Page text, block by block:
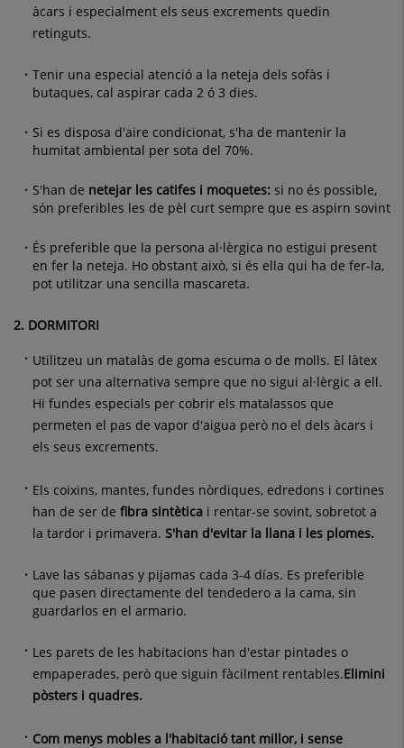
àcars i especialment els seus excrements quedin
retinguts.
Tenir una especial atenció a la neteja dels sofàs i
butaques, cal aspirar cada 2 ó 3 dies.
Si es disposa d'aire condicionat, s'ha de mantenir la
humitat ambiental per sota del 70%.
S'han de netejar les catifes i moquetes: si no és possible,
són preferibles les de pèl curt sempre que es aspirn sovint
És preferible que la persona al·lèrgica no estigui present
en fer la neteja. Ho obstant això, si és ella qui ha de fer-la,
pot utilitzar una sencilla mascareta.
2. DORMITORI
Utilitzeu un matalàs de goma escuma o de molls. El làtex
pot ser una alternativa sempre que no sigui al·lèrgic a ell.
Hi fundes especials per cobrir els matalassos que
permeten el pas de vapor d'aigua però no el dels àcars i
els seus excrements.
Els coixins, mantes, fundes nòrdiques, edredons i cortines
han de ser de fibra sintètica i rentar-se sovint, sobretot a
la tardor i primavera. S'han d'evitar la llana i les plomes.
Lave las sábanas y pijamas cada 3-4 días. Es preferible
que pasen directamente del tendedero a la cama, sin
guardarlos en el armario.
Les parets de les habitacions han d'estar pintades o
empaperades, però que siguin fàcilment rentables.Elimini
pòsters i quadres.
Com menys mobles a l'habitació tant millor, i sense